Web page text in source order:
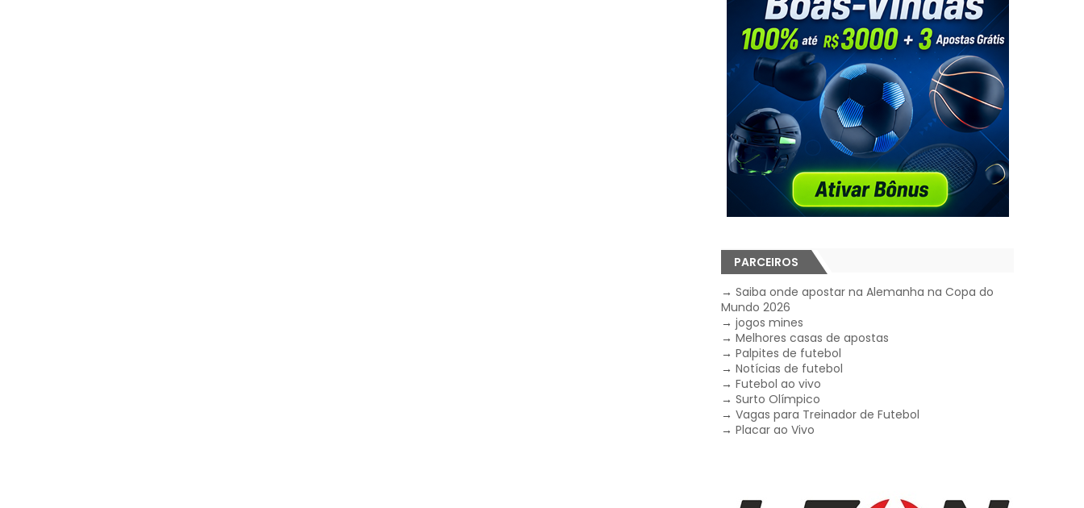
PARCEIROS
→Saiba onde apostar na Alemanha na Copa do
Mundo 2026
→jogos mines
→Melhores casas de apostas
→Palpites de futebol
→Notícias de futebol
→Futebol ao vivo
→Surto Olímpico
→Vagas para Treinador de Futebol
→Placar ao Vivo